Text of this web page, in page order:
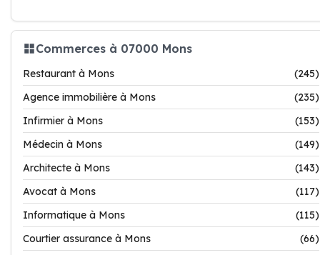
Commerces à 07000 Mons
Restaurant à Mons
(245)
Agence immobilière à Mons
(235)
Infirmier à Mons
(153)
Médecin à Mons
(149)
Architecte à Mons
(143)
Avocat à Mons
(117)
Informatique à Mons
(115)
Courtier assurance à Mons
(66)